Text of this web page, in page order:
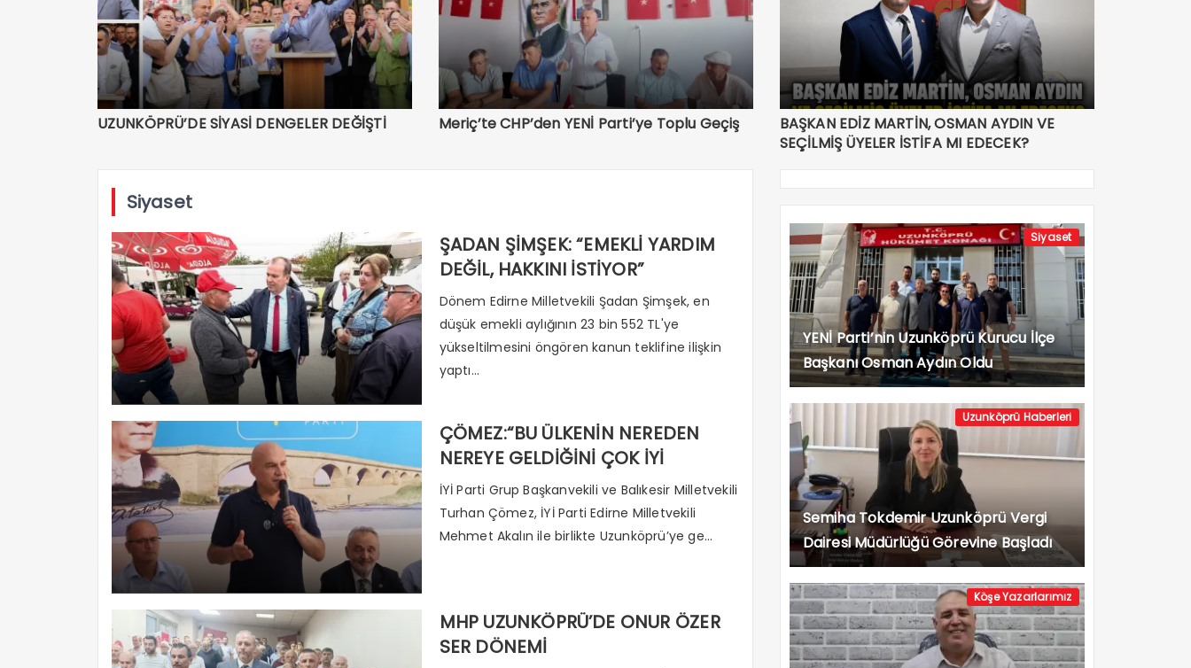
UZUNKÖPRÜ’DE SİYASİ DENGELER DEĞİŞTİ Meriç’te CHP’den YENİ Parti’ye Toplu Geçiş
BAŞKAN EDİZ MARTİN, OSMAN AYDIN VE
SEÇİLMİŞ ÜYELER İSTİFA MI EDECEK?
Siyaset
ŞADAN ŞİMŞEK: “EMEKLİ YARDIM
DEĞİL, HAKKINI İSTİYOR”
Dönem Edirne Milletvekili Şadan Şimşek, en
düşük emekli aylığının 23 bin 552 TL'ye
yükseltilmesini öngören kanun teklifine ilişkin
yaptı...
ÇÖMEZ:“BU ÜLKENİN NEREDEN
NEREYE GELDİĞİNİ ÇOK İYİ
BİLİYORUM”
İYİ Parti Grup Başkanvekili ve Balıkesir Milletvekili
Turhan Çömez, İYİ Parti Edirne Milletvekili
Mehmet Akalın ile birlikte Uzunköprü’ye ge...
MHP UZUNKÖPRÜ’DE ONUR ÖZER
SER DÖNEMİ
Siyaset
YENİ Parti’nin Uzunköprü Kurucu İlçe
Başkanı Osman Aydın Oldu
Uzunköprü Haberleri
Semiha Tokdemir Uzunköprü Vergi
Dairesi Müdürlüğü Görevine Başladı
Köşe Yazarlarımız